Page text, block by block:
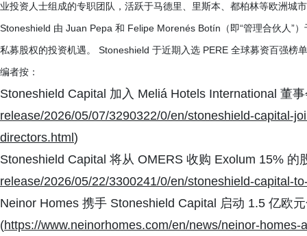
业投资人士组成的专职团队，活跃于马德里、里斯本、都柏林等欧洲城
Stoneshield 由 Juan Pepa 和 Felipe Morenés Botín（即“管理合伙人”
私募股权的投资机遇。 Stoneshield 于近期入选 PERE 全球募资百强榜
编者按：
Stoneshield Capital 加入 Meliá Hotels International 董
release/2026/05/07/3290322/0/en/stoneshield-capital-
directors.html )
Stoneshield Capital 将从 OMERS 收购 Exolum 15% 的
release/2026/05/22/3300241/0/en/stoneshield-capital-
Neinor Homes 携手 Stoneshield Capital 启动 1.5 亿欧
(https://www.neinorhomes.com/en/news/neinor-